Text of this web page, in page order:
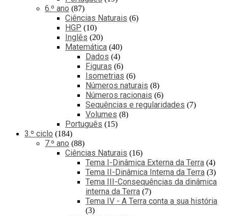
6.º ano 87
Ciências Naturais 6
HGP 10
Inglês 20
Matemática 40
Dados 4
Figuras 6
Isometrias 6
Números naturais 8
Números racionais 6
Sequências e regularidades 7
Volumes 8
Português 15
3.º ciclo 184
7.º ano 88
Ciências Naturais 16
Tema I-Dinâmica Externa da Terra 4
Tema II-Dinâmica Interna da Terra 3
Tema III-Consequências da dinâmica
interna da Terra 7
Tema IV - A Terra conta a sua história
3